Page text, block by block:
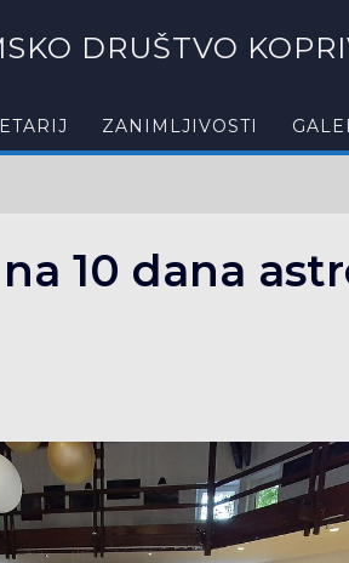
DRUŠTVO
ZANIMLJIVOSTI
10 dana